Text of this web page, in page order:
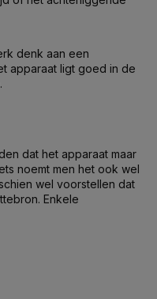
denk aan een
apparaat ligt goed in de
dat het apparaat maar
noemt men het ook wel
wel voorstellen dat
Enkele